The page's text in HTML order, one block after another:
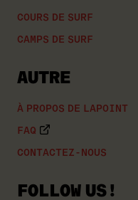
COURS DE SURF
CAMPS DE SURF
AUTRE
À PROPOS DE LAPOINT
FAQ
CONTACTEZ-NOUS
FOLLOW US!